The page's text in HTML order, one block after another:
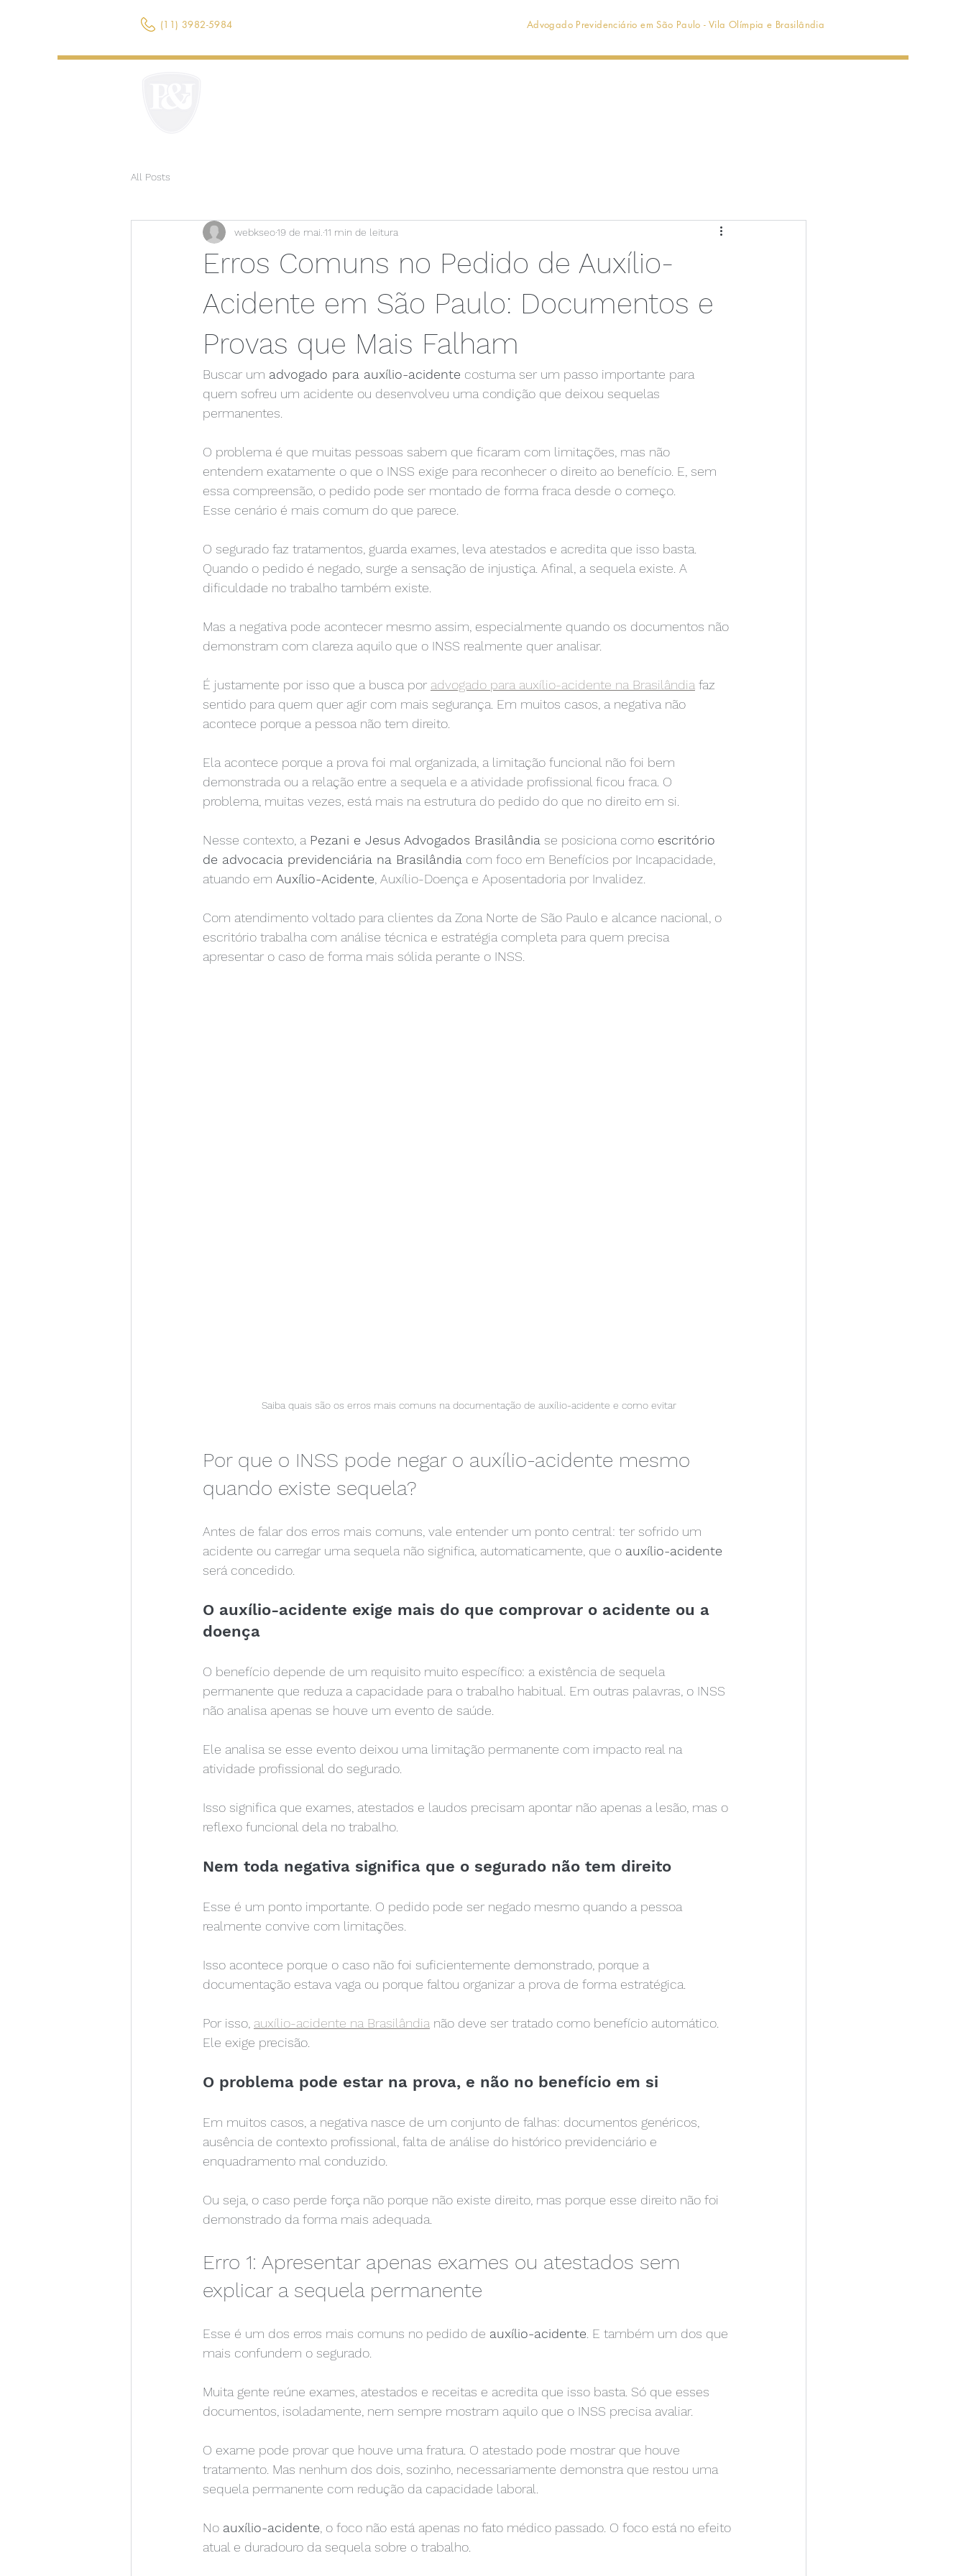
(11) 3982-5984 Advogado Previdenciário em São Paulo - Vila Olímpia e Brasilândia
All Posts
Erros Comuns no Pedido de Auxílio-
Acidente em São Paulo: Documentos e
Provas que Mais Falham
webkseo19 de mai. 11 min de leitura
Buscar um advogado para auxílio-acidente costuma ser um passo importante para
quem sofreu um acidente ou desenvolveu uma condição que deixou sequelas
permanentes.
O problema é que muitas pessoas sabem que ficaram com limitações, mas não
entendem exatamente o que o INSS exige para reconhecer o direito ao benefício. E, sem
essa compreensão, o pedido pode ser montado de forma fraca desde o começo.
Esse cenário é mais comum do que parece.
O segurado faz tratamentos, guarda exames, leva atestados e acredita que isso basta.
Quando o pedido é negado, surge a sensação de injustiça. Afinal, a sequela existe. A
dificuldade no trabalho também existe.
Mas a negativa pode acontecer mesmo assim, especialmente quando os documentos não
demonstram com clareza aquilo que o INSS realmente quer analisar.
É justamente por isso que a busca por advogado para auxílio-acidente na Brasilândia faz
sentido para quem quer agir com mais segurança. Em muitos casos, a negativa não
acontece porque a pessoa não tem direito.
Ela acontece porque a prova foi mal organizada, a limitação funcional não foi bem
demonstrada ou a relação entre a sequela e a atividade profissional ficou fraca. O
problema, muitas vezes, está mais na estrutura do pedido do que no direito em si.
Nesse contexto, a Pezani e Jesus Advogados Brasilândia se posiciona como escritório
de advocacia previdenciária na Brasilândia com foco em Benefícios por Incapacidade,
atuando em Auxílio-Acidente , Auxílio-Doença e Aposentadoria por Invalidez.
Com atendimento voltado para clientes da Zona Norte de São Paulo e alcance nacional, o
escritório trabalha com análise técnica e estratégia completa para quem precisa
apresentar o caso de forma mais sólida perante o INSS.
Saiba quais são os erros mais comuns na documentação de auxílio-acidente e como evitar
Por que o INSS pode negar o auxílio-acidente mesmo
quando existe sequela?
Antes de falar dos erros mais comuns, vale entender um ponto central: ter sofrido um
acidente ou carregar uma sequela não significa, automaticamente, que o auxílio-acidente
será concedido.
O auxílio-acidente exige mais do que comprovar o acidente ou a
doença
O benefício depende de um requisito muito específico: a existência de sequela
permanente que reduza a capacidade para o trabalho habitual. Em outras palavras, o INSS
não analisa apenas se houve um evento de saúde.
Ele analisa se esse evento deixou uma limitação permanente com impacto real na
atividade profissional do segurado.
Isso significa que exames, atestados e laudos precisam apontar não apenas a lesão, mas o
reflexo funcional dela no trabalho.
Nem toda negativa significa que o segurado não tem direito
Esse é um ponto importante. O pedido pode ser negado mesmo quando a pessoa
realmente convive com limitações.
Isso acontece porque o caso não foi suficientemente demonstrado, porque a
documentação estava vaga ou porque faltou organizar a prova de forma estratégica.
Por isso, auxílio-acidente na Brasilândia não deve ser tratado como benefício automático.
Ele exige precisão.
O problema pode estar na prova, e não no benefício em si
Em muitos casos, a negativa nasce de um conjunto de falhas: documentos genéricos,
ausência de contexto profissional, falta de análise do histórico previdenciário e
enquadramento mal conduzido.
Ou seja, o caso perde força não porque não existe direito, mas porque esse direito não foi
demonstrado da forma mais adequada.
Erro 1: Apresentar apenas exames ou atestados sem
explicar a sequela permanente
Esse é um dos erros mais comuns no pedido de auxílio-acidente . E também um dos que
mais confundem o segurado.
Muita gente reúne exames, atestados e receitas e acredita que isso basta. Só que esses
documentos, isoladamente, nem sempre mostram aquilo que o INSS precisa avaliar.
O exame pode provar que houve uma fratura. O atestado pode mostrar que houve
tratamento. Mas nenhum dos dois, sozinho, necessariamente demonstra que restou uma
sequela permanente com redução da capacidade laboral.
No auxílio-acidente , o foco não está apenas no fato médico passado. O foco está no efeito
atual e duradouro da sequela sobre o trabalho.